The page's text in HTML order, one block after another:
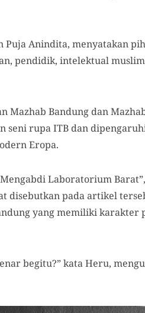
Puja Anindita, menyatakan
pendidik, intelektual
Bandung dan
seni rupa ITB dan
Eropa.
Laboratorium
disebutkan pada artikel
yang memiliki karakter
begitu?” kata Heru,